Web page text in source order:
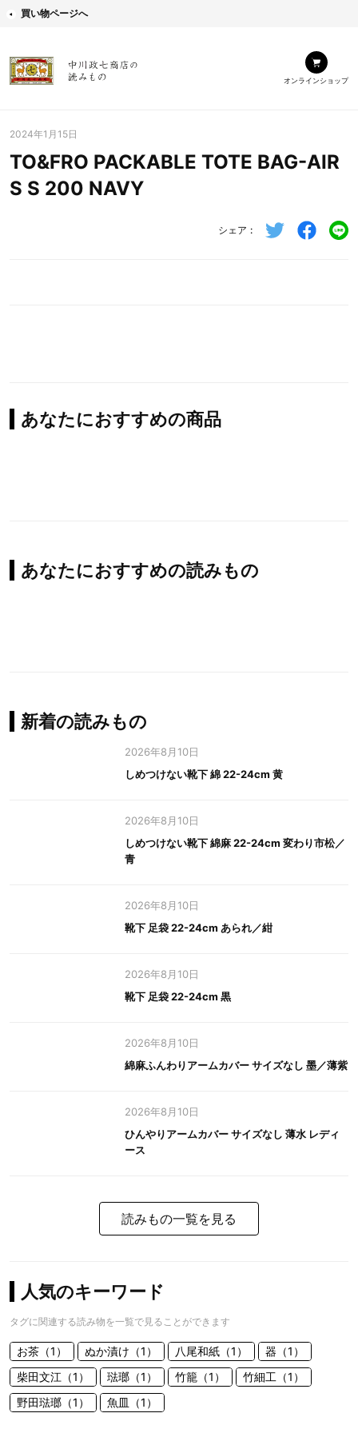
買い物ページへ
オンラインショップ
2024年1月15日
TO&FRO PACKABLE TOTE BAG-AIR
S S 200 NAVY
シェア
あなたにおすすめの商品
あなたにおすすめの読みもの
新着の読みもの
2026年8月10日
しめつけない靴下 綿 22-24cm 黄
2026年8月10日
しめつけない靴下 綿麻 22-24cm 変わり市松／
青
2026年8月10日
靴下 足袋 22-24cm あられ／紺
2026年8月10日
靴下 足袋 22-24cm 黒
2026年8月10日
綿麻ふんわりアームカバー サイズなし 墨／薄紫
2026年8月10日
ひんやりアームカバー サイズなし 薄水 レディ
ース
読みもの一覧を見る
人気のキーワード
タグに関連する読み物を一覧で見ることができます
お茶（1） ぬか漬け（1） 八尾和紙（1）
器（1）
柴田文江（1）
琺瑯（1） 竹籠（1）
竹細工（1）
野田琺瑯（1）
魚皿（1）